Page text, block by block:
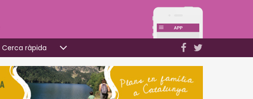
Cerca ràpida